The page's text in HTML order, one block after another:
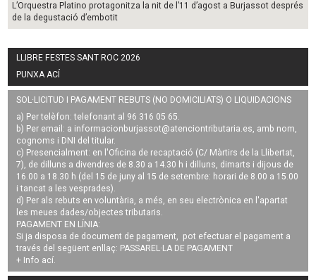
L’Orquestra Platino protagonitza la nit de l’11 d’agost a Burjassot després
de la degustació d’embotit
LLIBRE FESTES SANT ROC 2026
PUNXA ACÍ
SOL·LICITUD I PAGAMENT REBUTS (NO DOMICILIATS) O LIQUIDACIONS
a) Per telèfon: telefonant al 96 316 05 65.
b) Per email: a informacionburjassot@atenciontributaria.es, amb nom,
cognoms i DNI del titular.
c) Presencialment: en l'Oficina de recaptació (C/ Màrtirs de la Llibertat,
7), de dilluns a divendres de 8.30 a 14.30 h i dilluns, dimarts i dijous de
16.00 a 18.30 h (del 15 de juny al 15 de setembre: horari de 8.00 a 15.00
i tancat a les vesprades).
d) Per als rebuts en voluntària, a més, en seu electrònica en l'apartat
les meues dades/objectes tributaris.
PAGAMENT EN LÍNIA:
Si ja disposa de document de pagament, pot efectuar el pagament a
través del següent enllaç: PASSAREL·LA DE PAGAMENT
+ Info ací.